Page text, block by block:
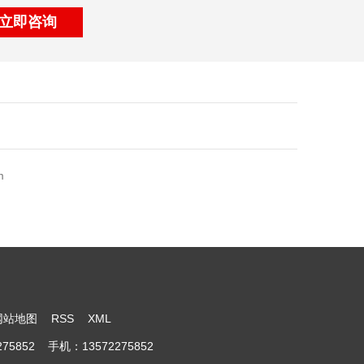
即咨询
站地图 RSS XML
手机：13572275852